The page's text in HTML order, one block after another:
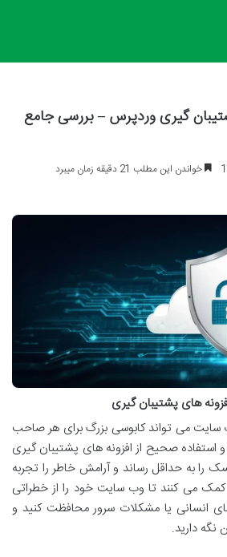
گیری وردپرس – بررسی جامع
خواندن این مطلب 21 دقیقه زمان میبرد
های پشتیبان گیری
می تواند کابوسی بزرگ برای هر صاحب
و استفاده صحیح از افزونه های پشتیبان گیری
را به حداقل رساند و آرامش خاطر را تجربه
کمک می کنند تا وب سایت خود را از خطراتی
انسانی یا مشکلات سرور محافظت کنید و
نگه دارید.